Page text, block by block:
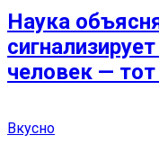
Наука
человек —
Вкусно